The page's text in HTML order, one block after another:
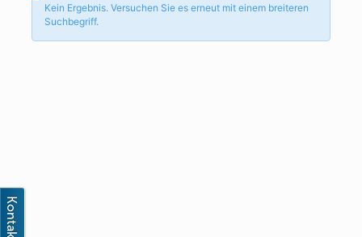
Kein Ergebnis. Versuchen Sie es erneut mit einem breiteren
Suchbegriff.